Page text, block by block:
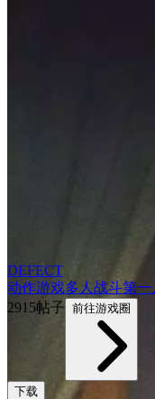
DEFECT
动作游戏多人 战斗第一
2915帖子 前往游戏圈
下载